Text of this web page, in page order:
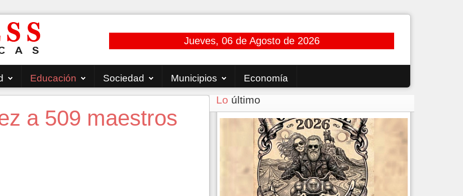
Jueves, 06 de Agosto de 2026
Educación Sociedad Municipios Economía
a 509 maestros
Lo último